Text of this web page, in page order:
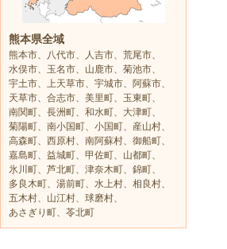
熊本県全域
熊本市、八代市、人吉市、荒尾市、
水俣市、玉名市、山鹿市、菊池市、
宇土市、上天草市、宇城市、阿蘇市、
天草市、合志市、美里町、玉東町、
南関町、長洲町、和水町、大津町、
菊陽町、南小国町、小国町、産山村、
高森町、西原村、南阿蘇村、御船町、
嘉島町、益城町、甲佐町、山都町、
氷川町、芦北町、津奈木町、錦町、
多良木町、湯前町、水上村、相良村、
五木村、山江村、球磨村、
あさぎり町、苓北町